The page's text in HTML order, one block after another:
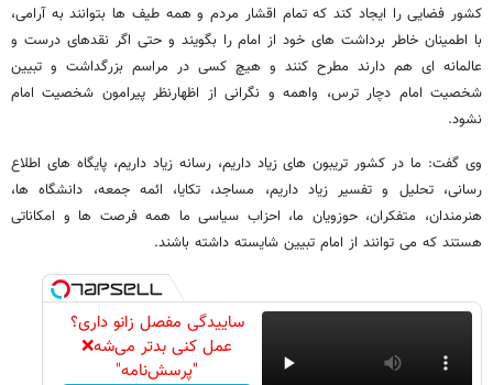
کشور فضایی را ایجاد کند که تمام اقشار مردم و همه طیف ها بتوانند به آرامی،
با اطمینان خاطر برداشت های خود از امام را بگویند و حتی اگر نقدهای درست و
عالمانه ای هم دارند مطرح کنند و هیچ کسی در مراسم بزرگداشت و تبیین
شخصیت امام دچار ترس، واهمه و نگرانی از اظهارنظر پیرامون شخصیت امام
نشود.
وی گفت: ما در کشور تریبون های زیاد داریم، رسانه زیاد داریم، پایگاه های اطلاع
رسانی، تحلیل و تفسیر زیاد داریم، مساجد، تکایا، ائمه جمعه، دانشگاه ها،
هنرمندان، متفکران، حوزویان ما، احزاب سیاسی ما همه فرصت ها و امکاناتی
هستند که می توانند از امام تبیین شایسته داشته باشند.
ساییدگی مفصل زانو داری؟
عمل کنی بدتر می‌شه❌
"پرسش‌نامه"